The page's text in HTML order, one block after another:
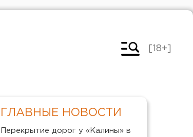
[18+]
ГЛАВНЫЕ НОВОСТИ
Перекрытие дорог у «Калины» в